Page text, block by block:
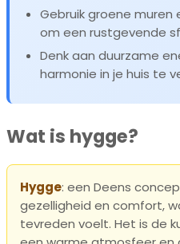
Gebruik groene muren
om een rustgevende
Denk aan duurzame
harmonie in je huis te
Wat is hygge?
Hygge: een Deens
gezelligheid en comfort,
tevreden voelt. Het is de